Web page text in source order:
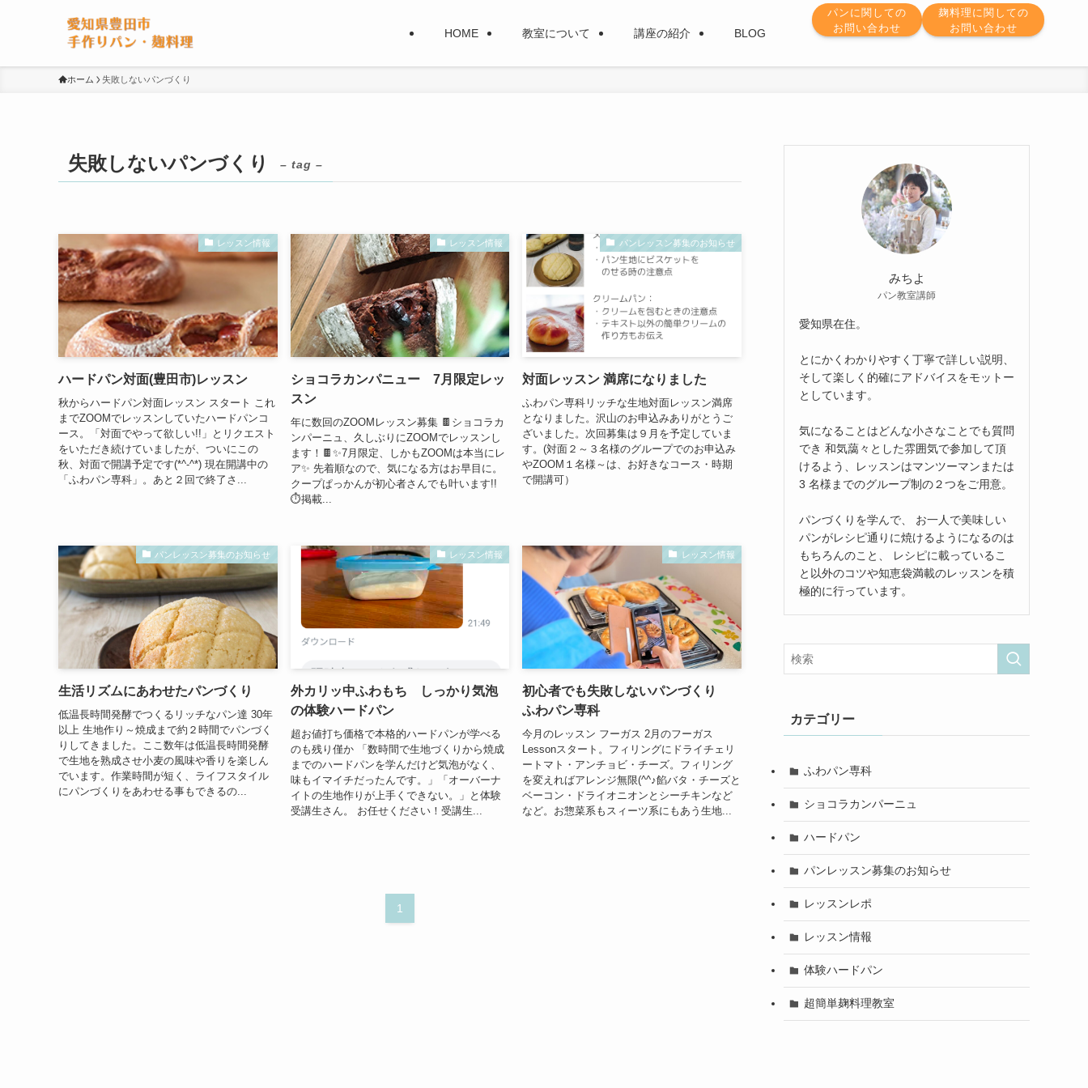
HOME 教室について 講座の紹介 BLOG
パンに関しての
お問い合わせ
麹料理に関しての
お問い合わせ
ホーム 失敗しないパンづくり
失敗しないパンづくり – tag –
レッスン情報
ハードパン対面(豊田市)レッスン
秋からハードパン対面レッスン スタート これ
までZOOMでレッスンしていたハードパンコ
ース。「対面でやって欲しい!!」とリクエスト
をいただき続けていましたが、ついにこの
秋、対面で開講予定です(*^-^*) 現在開講中の
「ふわパン専科」。あと２回で終了さ...
レッスン情報
ショコラカンパニュー 7月限定レッ
スン
年に数回のZOOMレッスン募集 🍫ショコラカ
ンパーニュ、久しぶりにZOOMでレッスンし
ます！🍫✨7月限定、しかもZOOMは本当にレ
ア✨ 先着順なので、気になる方はお早目に。
クープぱっかんが初心者さんでも叶います!!
⏱掲載...
パンレッスン募集のお知らせ
対面レッスン 満席になりました
ふわパン専科リッチな生地対面レッスン満席
となりました。沢山のお申込みありがとうご
ざいました。次回募集は９月を予定していま
す。(対面２～３名様のグループでのお申込み
やZOOM１名様～は、お好きなコース・時期
で開講可）
パンレッスン募集のお知らせ
生活リズムにあわせたパンづくり
低温長時間発酵でつくるリッチなパン達 30年
以上 生地作り～焼成まで約２時間でパンづく
りしてきました。ここ数年は低温長時間発酵
で生地を熟成させ小麦の風味や香りを楽しん
でいます。作業時間が短く、ライフスタイル
にパンづくりをあわせる事もできるの...
レッスン情報
外カリッ中ふわもち しっかり気泡
の体験ハードパン
超お値打ち価格で本格的ハードパンが学べる
のも残り僅か 「数時間で生地づくりから焼成
までのハードパンを学んだけど気泡がなく、
味もイマイチだったんです。」「オーバーナ
イトの生地作りが上手くできない。」と体験
受講生さん。 お任せください！受講生...
レッスン情報
初心者でも失敗しないパンづくり
ふわパン専科
今月のレッスン フーガス 2月のフーガス
Lessonスタート。フィリングにドライチェリ
ートマト・アンチョビ・チーズ。フィリング
を変えればアレンジ無限(^^♪餡バタ・チーズと
ベーコン・ドライオニオンとシーチキンなど
など。お惣菜系もスィーツ系にもあう生地...
1
みちよ
パン教室講師
愛知県在住。
とにかくわかりやすく丁寧で詳しい説明、
そして楽しく的確にアドバイスをモットー
としています。
気になることはどんな小さなことでも質問
でき 和気藹々とした雰囲気で参加して頂
けるよう、レッスンはマンツーマンまたは
3 名様までのグループ制の２つをご用意。
パンづくりを学んで、 お一人で美味しい
パンがレシピ通りに焼けるようになるのは
もちろんのこと、 レシピに載っているこ
と以外のコツや知恵袋満載のレッスンを積
極的に行っています。
カテゴリー
ふわパン専科
ショコラカンパーニュ
ハードパン
パンレッスン募集のお知らせ
レッスンレポ
レッスン情報
体験ハードパン
超簡単麹料理教室